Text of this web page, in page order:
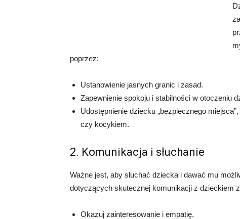
poprzez:
Ustanowienie jasnych granic i zasad.
Zapewnienie spokoju i stabilności w otoczeniu
Udostępnienie dziecku „bezpiecznego
czy kocykiem.
2. Komunikacja i słuchanie
Ważne jest, aby słuchać dziecka i dawać mu
dotyczących skutecznej komunikacji z dzieckiem
Okazuj zainteresowanie i empatię.